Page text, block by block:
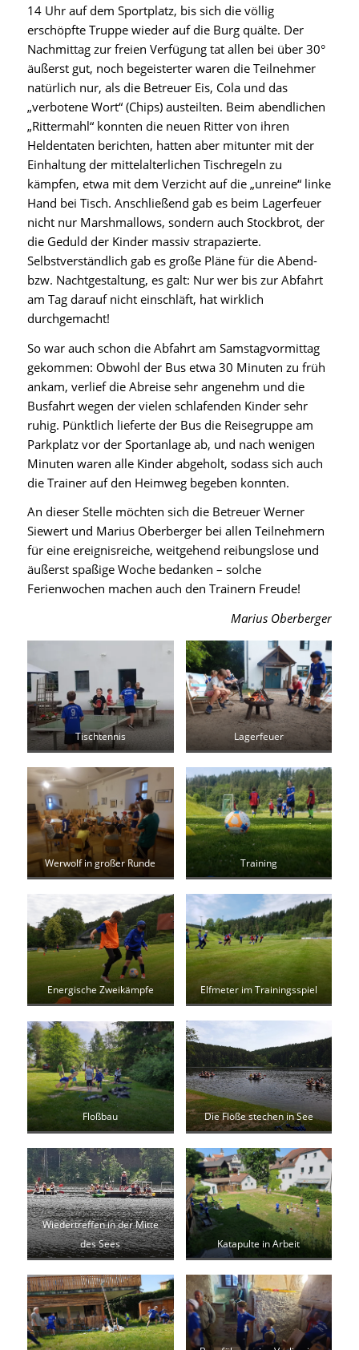
14 Uhr auf dem Sportplatz, bis sich die völlig
erschöpfte Truppe wieder auf die Burg quälte. Der
Nachmittag zur freien Verfügung tat allen bei über 30°
äußerst gut, noch begeisterter waren die Teilnehmer
natürlich nur, als die Betreuer Eis, Cola und das
„verbotene Wort“ (Chips) austeilten. Beim abendlichen
„Rittermahl“ konnten die neuen Ritter von ihren
Heldentaten berichten, hatten aber mitunter mit der
Einhaltung der mittelalterlichen Tischregeln zu
kämpfen, etwa mit dem Verzicht auf die „unreine“ linke
Hand bei Tisch. Anschließend gab es beim Lagerfeuer
nicht nur Marshmallows, sondern auch Stockbrot, der
die Geduld der Kinder massiv strapazierte.
Selbstverständlich gab es große Pläne für die Abend-
bzw. Nachtgestaltung, es galt: Nur wer bis zur Abfahrt
am Tag darauf nicht einschläft, hat wirklich
durchgemacht!
So war auch schon die Abfahrt am Samstagvormittag
gekommen: Obwohl der Bus etwa 30 Minuten zu früh
ankam, verlief die Abreise sehr angenehm und die
Busfahrt wegen der vielen schlafenden Kinder sehr
ruhig. Pünktlich lieferte der Bus die Reisegruppe am
Parkplatz vor der Sportanlage ab, und nach wenigen
Minuten waren alle Kinder abgeholt, sodass sich auch
die Trainer auf den Heimweg begeben konnten.
An dieser Stelle möchten sich die Betreuer Werner
Siewert und Marius Oberberger bei allen Teilnehmern
für eine ereignisreiche, weitgehend reibungslose und
äußerst spaßige Woche bedanken – solche
Ferienwochen machen auch den Trainern Freude!
Marius Oberberger
Tischtennis Lagerfeuer
Werwolf in großer Runde Training
Energische Zweikämpfe Elfmeter im Trainingsspiel
Floßbau Die Flöße stechen in See
Wiedertreffen in der Mitte
des Sees
Katapulte in Arbeit